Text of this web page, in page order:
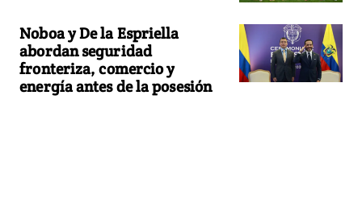
Noboa y De la Espriella
abordan seguridad
fronteriza, comercio y
energía antes de la posesión